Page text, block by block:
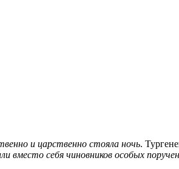
и царственно стояла ночь.
вместо себя чиновников особых